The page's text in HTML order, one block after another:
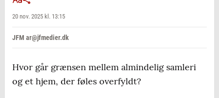
20 nov. 2025 kl. 13:15
JFM ar@jfmedier.dk
Hvor går grænsen mellem almindelig samleri
og et hjem, der føles overfyldt?